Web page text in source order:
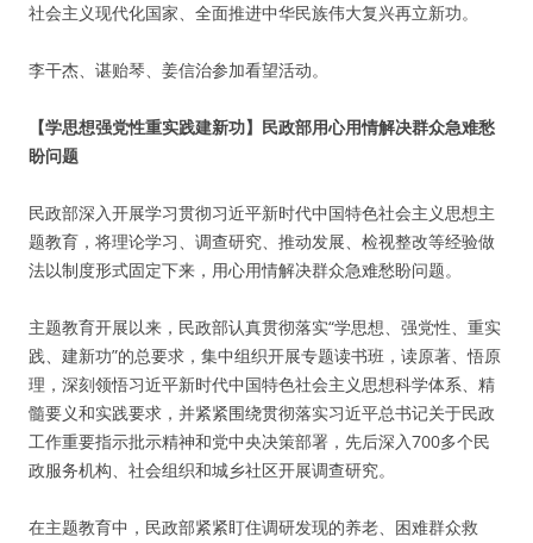
社会主义现代化国家、全面推进中华民族伟大复兴再立新功。
李干杰、谌贻琴、姜信治参加看望活动。
【学思想强党性重实践建新功】民政部用心用情解决群众急难愁
盼问题
民政部深入开展学习贯彻习近平新时代中国特色社会主义思想主
题教育，将理论学习、调查研究、推动发展、检视整改等经验做
法以制度形式固定下来，用心用情解决群众急难愁盼问题。
主题教育开展以来，民政部认真贯彻落实“学思想、强党性、重实
践、建新功”的总要求，集中组织开展专题读书班，读原著、悟原
理，深刻领悟习近平新时代中国特色社会主义思想科学体系、精
髓要义和实践要求，并紧紧围绕贯彻落实习近平总书记关于民政
工作重要指示批示精神和党中央决策部署，先后深入700多个民
政服务机构、社会组织和城乡社区开展调查研究。
在主题教育中，民政部紧紧盯住调研发现的养老、困难群众救